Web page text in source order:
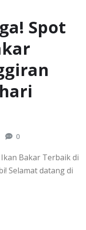
Spot
0
Bakar Terbaik di
Selamat datang di